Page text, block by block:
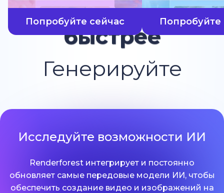
Попробуйте сейчас Попробуйте
Генерируйте
быстрее
Исследуйте возможности ИИ
Renderforest интегрирует и постоянно
обновляет самые передовые модели ИИ, чтобы
обеспечить создание видео и изображений на